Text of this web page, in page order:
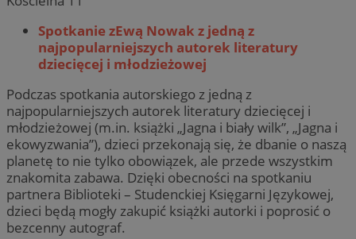
Spotkanie zEwą Nowak z jedną z
najpopularniejszych autorek literatury
dziecięcej i młodzieżowej
Podczas spotkania autorskiego z jedną z
najpopularniejszych autorek literatury dziecięcej i
młodzieżowej (m.in. książki „Jagna i biały wilk”, „Jagna i
ekowyzwania”), dzieci przekonają się, że dbanie o naszą
planetę to nie tylko obowiązek, ale przede wszystkim
znakomita zabawa. Dzięki obecności na spotkaniu
partnera Biblioteki – Studenckiej Księgarni Językowej,
dzieci będą mogły zakupić książki autorki i poprosić o
bezcenny autograf.